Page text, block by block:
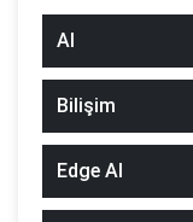
AI
Bilişim
Edge AI